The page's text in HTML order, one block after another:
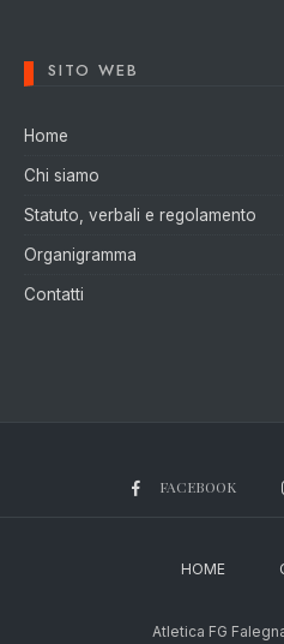
SITO WEB
Home
Chi siamo
Statuto, verbali e regolamento
Organigramma
Contatti
FACEBOOK
HOME
Atletica FG